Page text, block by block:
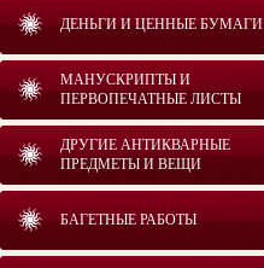
ДЕНЬГИ И ЦЕННЫЕ БУМАГИ
МАНУСКРИПТЫ И
ПЕРВОПЕЧАТНЫЕ ЛИСТЫ
ДРУГИЕ АНТИКВАРНЫЕ
ПРЕДМЕТЫ И ВЕЩИ
БАГЕТНЫЕ РАБОТЫ